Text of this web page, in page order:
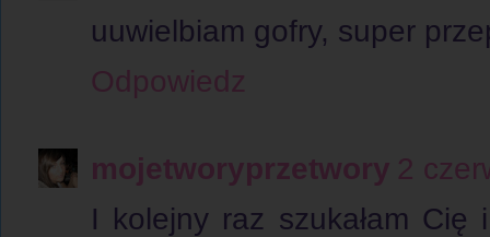
uuwielbiam gofry, super
Odpowiedz
mojetworyprzetwory 2
I kolejny raz szukałam